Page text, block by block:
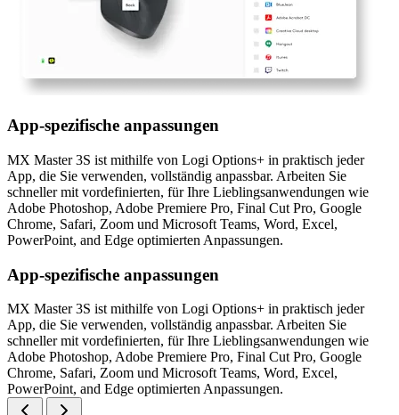
App-spezifische anpassungen
MX Master 3S ist mithilfe von Logi Options+ in praktisch jeder
App, die Sie verwenden, vollständig anpassbar. Arbeiten Sie
schneller mit vordefinierten, für Ihre Lieblingsanwendungen wie
Adobe Photoshop, Adobe Premiere Pro, Final Cut Pro, Google
Chrome, Safari, Zoom und Microsoft Teams, Word, Excel,
PowerPoint, and Edge optimierten Anpassungen.
App-spezifische anpassungen
MX Master 3S ist mithilfe von Logi Options+ in praktisch jeder
App, die Sie verwenden, vollständig anpassbar. Arbeiten Sie
schneller mit vordefinierten, für Ihre Lieblingsanwendungen wie
Adobe Photoshop, Adobe Premiere Pro, Final Cut Pro, Google
Chrome, Safari, Zoom und Microsoft Teams, Word, Excel,
PowerPoint, and Edge optimierten Anpassungen.